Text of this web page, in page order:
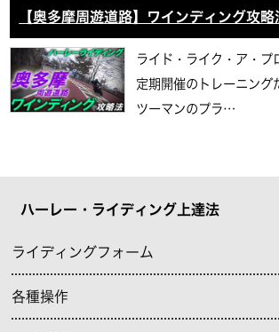
【奥多摩周遊道路】ワインディング攻略
ライド・ライク・ア・プ
定期開催のトレーニング
ツーマンのプラ…
ハーレー・ライディング上達法
ライディングフォーム
各種操作